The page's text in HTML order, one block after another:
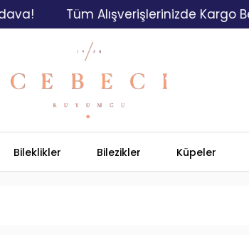
Tüm Alışverişlerinizde Kargo Bedava!
Bileklikler Bilezikler Küpeler